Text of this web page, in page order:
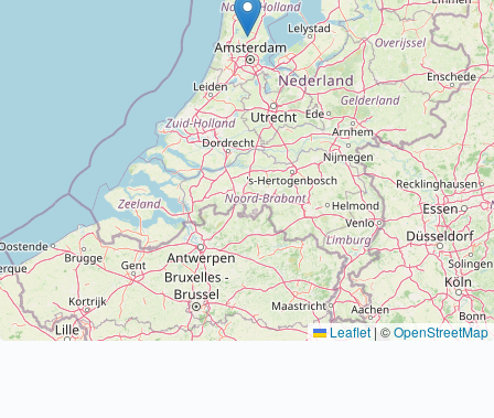
Leaflet| ©OpenStreetMap